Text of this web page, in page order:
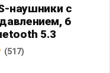
наушники с
6
5.3
(517)